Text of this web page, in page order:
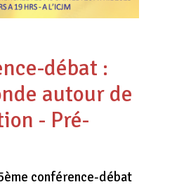
débat :
autour de
- Pré-
conférence-débat